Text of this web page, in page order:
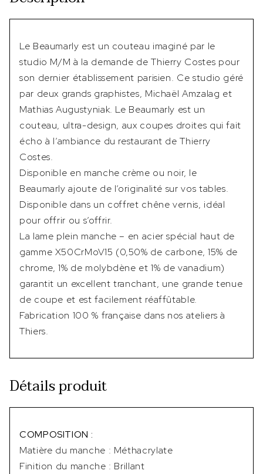
Le Beaumarly est un couteau imaginé par le
studio M/M à la demande de Thierry Costes pour
son dernier établissement parisien. Ce studio géré
par deux grands graphistes, Michaël Amzalag et
Mathias Augustyniak. Le Beaumarly est un
couteau, ultra-design, aux coupes droites qui fait
écho à l’ambiance du restaurant de Thierry
Costes.
Disponible en manche crème ou noir, le
Beaumarly ajoute de l’originalité sur vos tables.
Disponible dans un coffret chêne vernis, idéal
pour offrir ou s’offrir.
La lame plein manche – en acier spécial haut de
gamme X50CrMoV15 (0,50% de carbone, 15% de
chrome, 1% de molybdène et 1% de vanadium)
garantit un excellent tranchant, une grande tenue
de coupe et est facilement réaffûtable.
Fabrication 100 % française dans nos ateliers à
Thiers.
Détails produit
COMPOSITION :
Matière du manche : Méthacrylate
Finition du manche : Brillant